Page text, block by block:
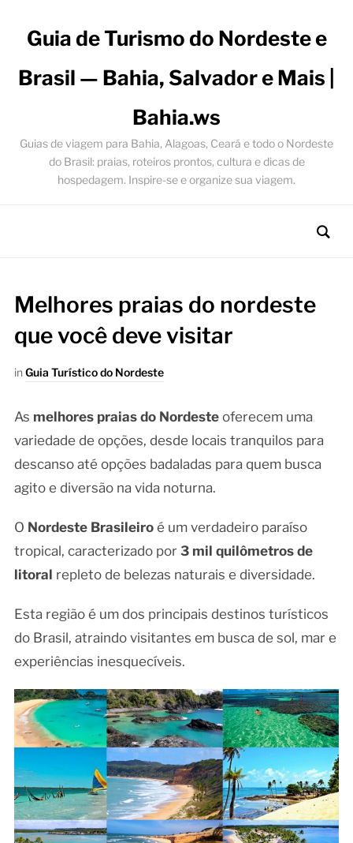
Guia de Turismo do Nordeste e
Brasil — Bahia, Salvador e Mais |
Bahia.ws
Guias de viagem para Bahia, Alagoas, Ceará e todo o Nordeste
do Brasil: praias, roteiros prontos, cultura e dicas de
hospedagem. Inspire-se e organize sua viagem.
Melhores praias do nordeste
que você deve visitar
inGuia Turístico do Nordeste
As melhores praias do Nordesteoferecem uma
variedade de opções, desde locais tranquilos para
descanso até opções badaladas para quem busca
agito e diversão na vida noturna.
O Nordeste Brasileiroé um verdadeiro paraíso
tropical, caracterizado por 3 mil quilômetros de
litoral repleto de belezas naturais e diversidade.
Esta região é um dos principais destinos turísticos
do Brasil, atraindo visitantes em busca de sol, mar e
experiências inesquecíveis.